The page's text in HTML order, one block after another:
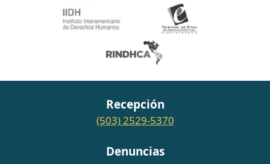
Recepción
(503) 2529-5370
Denuncias